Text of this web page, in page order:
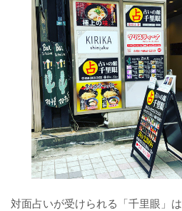
対面占いが受けられる「千里眼」は